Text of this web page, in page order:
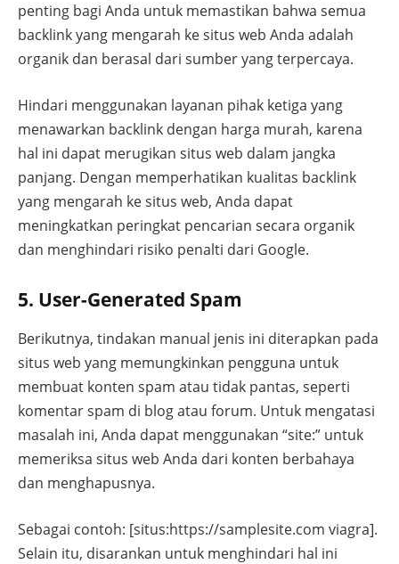
penting bagi Anda untuk memastikan bahwa semua
backlink yang mengarah ke situs web Anda adalah
organik dan berasal dari sumber yang terpercaya.
Hindari menggunakan layanan pihak ketiga yang
menawarkan backlink dengan harga murah, karena
hal ini dapat merugikan situs web dalam jangka
panjang. Dengan memperhatikan kualitas backlink
yang mengarah ke situs web, Anda dapat
meningkatkan peringkat pencarian secara organik
dan menghindari risiko penalti dari Google.
5. User-Generated Spam
Berikutnya, tindakan manual jenis ini diterapkan pada
situs web yang memungkinkan pengguna untuk
membuat konten spam atau tidak pantas, seperti
komentar spam di blog atau forum. Untuk mengatasi
masalah ini, Anda dapat menggunakan “site:” untuk
memeriksa situs web Anda dari konten berbahaya
dan menghapusnya.
Sebagai contoh: [situs:https://samplesite.com viagra].
Selain itu, disarankan untuk menghindari hal ini